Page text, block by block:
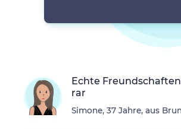
Echte
rar
Simone, 37 Jahre, aus